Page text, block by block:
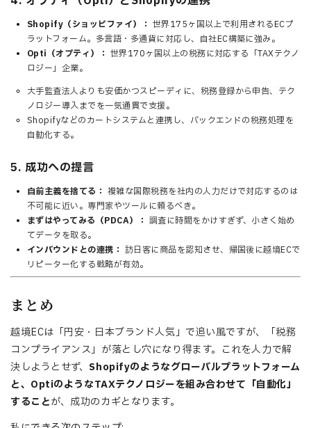
Shopify（ショッピファイ）： 世界175ヶ国以上で利用されるECプ
ラットフォーム。多言語・多通貨に対応し、自社EC構築に強み。
Opti（オプティ）： 世界170ヶ国以上の税務に対応する「TAXテクノ
ロジー」企業。
大手監査法人よりも安価かつスピーディに、税務登録から申告、テク
ノロジー導入までを一気通貫で支援。
Shopifyなどのカートシステムと連携し、バックエンドの税務処理を
自動化する。
5. 成功への提言
自前主義を捨てる： 複雑な国際税務を社内の人力だけで対応するのは
不可能に近い。専門家やツールに頼るべき。
まずはやってみる（PDCA）： 調査に時間をかけすぎず、小さく始め
てデータを取る。
インバウンドとの連携： 訪日客に商品を認知させ、帰国後に越境ECで
リピーター化する戦略が有効。
まとめ
越境ECは「円安・日本ブランド人気」で追い風ですが、「税務
コンプライアンス」が落とし穴になり得ます。これを人力で解
決しようとせず、 Shopifyのようなグローバルプラットフォーム
と、OptiのようなTAXテクノロジーを組み合わせて「自動化」
することが、成功のカギとなります。